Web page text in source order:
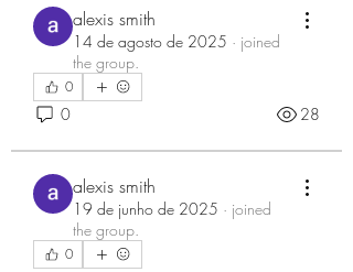
alexis smith
14 de agosto de 2025 · joined
the group.
0
0 28
alexis smith
19 de junho de 2025 · joined
the group.
0